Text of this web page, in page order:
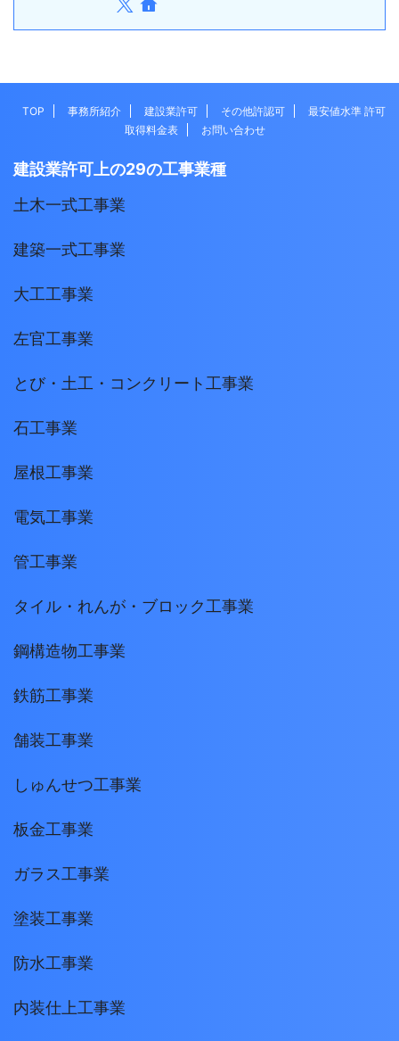
TOP 事務所紹介 建設業許可 その他許認可
最安値水準 許可
取得料金表
お問い合わせ
建設業許可上の29の工事業種
土木一式工事業
建築一式工事業
大工工事業
左官工事業
とび・土工・コンクリート工事業
石工事業
屋根工事業
電気工事業
管工事業
タイル・れんが・ブロック工事業
鋼構造物工事業
鉄筋工事業
舗装工事業
しゅんせつ工事業
板金工事業
ガラス工事業
塗装工事業
防水工事業
内装仕上工事業